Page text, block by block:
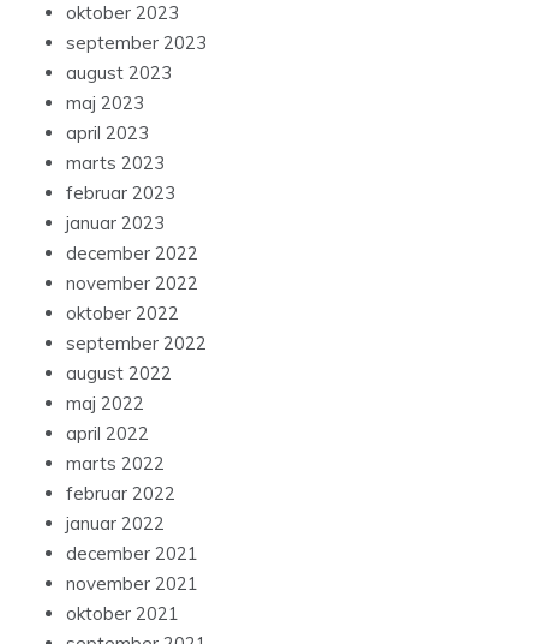
oktober 2023
september 2023
august 2023
maj 2023
april 2023
marts 2023
februar 2023
januar 2023
december 2022
november 2022
oktober 2022
september 2022
august 2022
maj 2022
april 2022
marts 2022
februar 2022
januar 2022
december 2021
november 2021
oktober 2021